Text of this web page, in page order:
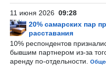
11 июня 2026 09:28
20% самарских пар
расставания
10% респондентов
бывшим партнером из-за
аренду по-отдельности.